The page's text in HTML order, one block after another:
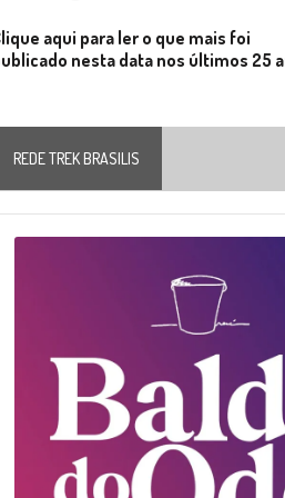
aqui para ler o que mais foi
nesta data nos últimos 25
REDE TREK BRASILIS
Player